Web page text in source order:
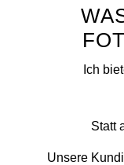
Ich
Statt
Unsere